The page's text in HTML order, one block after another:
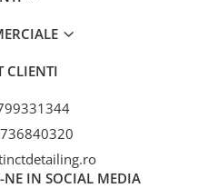
CLIENTI
NE IN SOCIAL MEDIA